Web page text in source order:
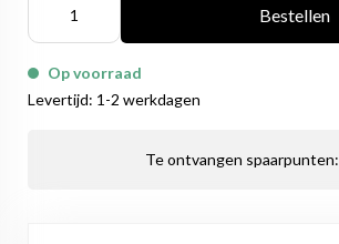
Bestellen
Op voorraad
Levertijd: 1-2 werkdagen
Te ontvangen spaarpunten: